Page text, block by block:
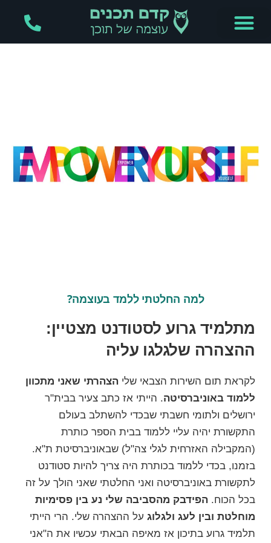
למה החלטתי ללמד בעוצמה?
מתלמיד גרוע לסטודנט מצטיין:
ההצהרה שלגלגו עליה
לקראת תום השירות הצבאי שלי הצהרתי שאני מתכוון
ללמוד באוניברסיטה. הייתי אז כתב צעיר בבית"ר
ירושלים ולתומי חשבתי שבכדי להשתלב בעולם
התקשורת יהיה עליי ללמוד בבית הספר כותרת
(המקבילה האזרחית לגלי צה"ל) שבאוניברסיטת ת"א.
בזמנו, בכדי ללמוד בכותרת היה צריך להיות סטודנט
לתקשורת באוניברסיטה ואני החלטתי שאני הולך על זה
בכל הכוח. הפידבק מהסביבה שלי נע בין פסימיות
מוחלטת ובין לעג ולגלוג על ההצהרה שלי. הרי הייתי
תלמיד גרוע בתיכון אז מאיפה הבאתי עכשיו את ה"אני